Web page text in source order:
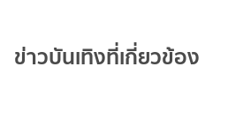
ข่าวบันเทิงที่เกี่ยวข้อง